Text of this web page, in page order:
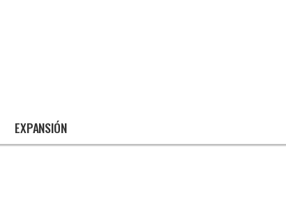
EXPANSIÓN